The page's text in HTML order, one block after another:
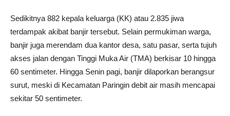
Sedikitnya 882 kepala keluarga (KK) atau 2.835 jiwa
terdampak akibat banjir tersebut. Selain permukiman warga,
banjir juga merendam dua kantor desa, satu pasar, serta tujuh
akses jalan dengan Tinggi Muka Air (TMA) berkisar 10 hingga
60 sentimeter. Hingga Senin pagi, banjir dilaporkan berangsur
surut, meski di Kecamatan Paringin debit air masih mencapai
sekitar 50 sentimeter.